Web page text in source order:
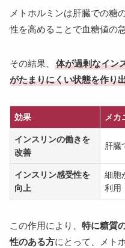
メトホルミンは肝臓での糖
性を高めることで血糖値の
その結果、
体が過剰なイン
がたまりにくい状態を作り
効果 メカ
インスリンの働きを
改善
肝臓
インスリン感受性を
向上
細胞
利用
この作用により、 特に糖質
性のある方にとって、メト